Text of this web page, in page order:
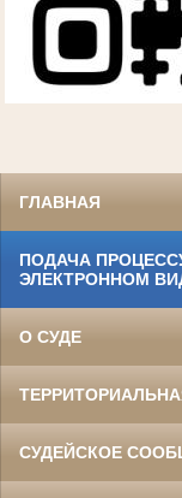
ГЛАВНАЯ
ПОДАЧА
ЭЛЕКТРОННОМ
О СУДЕ
СУДЕЙСКОЕ